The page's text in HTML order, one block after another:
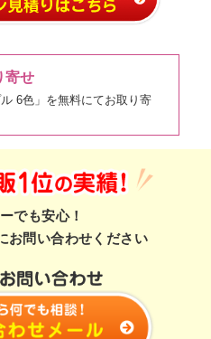
寄せ
ル 6色」を無料にてお取り寄
でも安心！
お問い合わせください